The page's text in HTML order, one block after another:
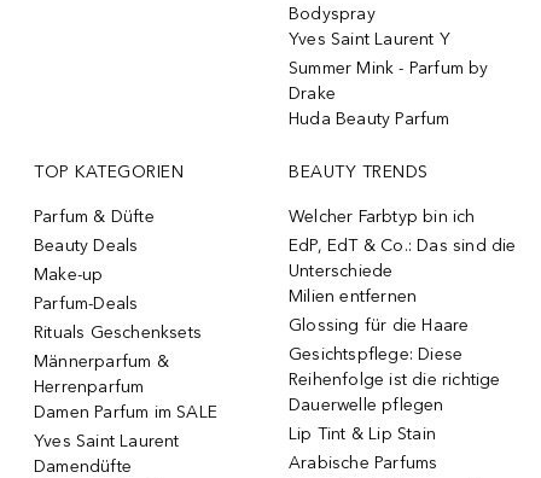
Bodyspray
Yves Saint Laurent Y
Summer Mink - Parfum by
Drake
Huda Beauty Parfum
TOP KATEGORIEN
Parfum & Düfte
Beauty Deals
Make-up
Parfum-Deals
Rituals Geschenksets
Männerparfum &
Herrenparfum
Damen Parfum im SALE
Yves Saint Laurent
Damendüfte
BEAUTY TRENDS
Welcher Farbtyp bin ich
EdP, EdT & Co.: Das sind die
Unterschiede
Milien entfernen
Glossing für die Haare
Gesichtspflege: Diese
Reihenfolge ist die richtige
Dauerwelle pflegen
Lip Tint & Lip Stain
Arabische Parfums